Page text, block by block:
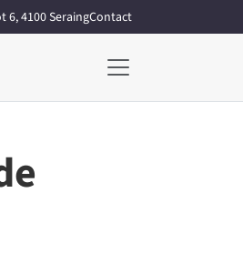
6, 4100 SeraingContact